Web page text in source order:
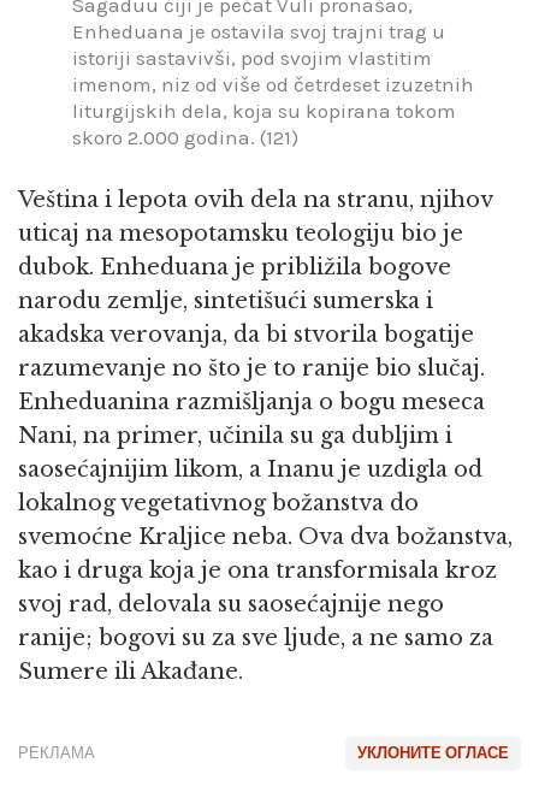
Enheduana je ostavila svoj trajni trag u
istoriji sastavivši, pod svojim vlastitim
imenom, niz od više od četrdeset izuzetnih
liturgijskih dela, koja su kopirana tokom
skoro 2.000 godina. (121)
Veština i lepota ovih dela na stranu, njihov
uticaj na mesopotamsku teologiju bio je
dubok. Enheduana je približila bogove
narodu zemlje, sintetišući sumerska i
akadska verovanja, da bi stvorila bogatije
razumevanje no što je to ranije bio slučaj.
Enheduanina razmišljanja o bogu meseca
Nani, na primer, učinila su ga dubljim i
saosećajnijim likom, a Inanu je uzdigla od
lokalnog vegetativnog božanstva do
svemoćne Kraljice neba. Ova dva božanstva,
kao i druga koja je ona transformisala kroz
svoj rad, delovala su saosećajnije nego
ranije; bogovi su za sve ljude, a ne samo za
Sumere ili Akađane.
УКЛОНИТЕ ОГЛАСЕ
РЕКЛАМА